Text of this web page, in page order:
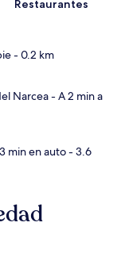
Restaurantes
- 0.2 km
Narcea- A 2 min a
min en auto- 3.6